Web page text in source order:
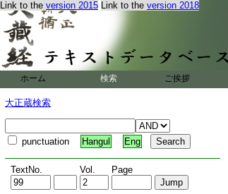
Link to the version 2015 Link to the version 2018
ホーム 検索 ご挨拶
大正蔵検索
punctuation Hangul Eng
TextNo. Vol. Page